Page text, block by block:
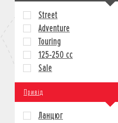
КОРПОРАТИВНИМ КЛІЄНТАМ
МОТОЦИКЛИ
КРЕДИТ
СТРАХУВАННЯ
КОРПОРАТИВНИМ КЛІЄНТАМ
Street
Adventure
Touring
125-250 cc
Sale
Привід
Ланцюг